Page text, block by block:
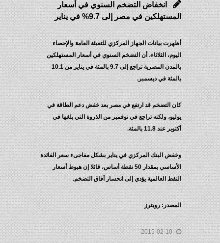
انخفاض التضخم السنوي في أسعار
المستهلكين في مصر إلى 9.7% في يناير
أظهرت بيانات الجهاز المركزي للتعبئة العامة والإحصاء
اليوم، الثلاثاء، أن التضخم السنوي في أسعار المستهلكين
بالمدن المصرية تراجع إلى 9.7 بالمئة في يناير من 10.1
بالمئة في ديسمبر.
كان التضخم قد ارتفع في مصر بعد خفض دعم الطاقة في
يوليو، ولكنه تراجع في نوفمبر من الذروة التي بلغها في
أكتوبر عند 11.8 بالمئة.
وخفض البنك المركزي في يناير بشكل مفاجىء سعر الفائدة
الأساسي بمقدار 50 نقطة أساس، قائلا إن هبوط أسعار
النفط العالمية يؤدي إلى انحسار آفاق التضخم.
المصدر: رويترز
2015-02-10